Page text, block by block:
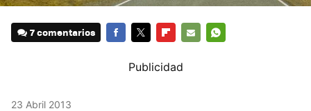
7 comentarios
MAIL
23 Abril 2013